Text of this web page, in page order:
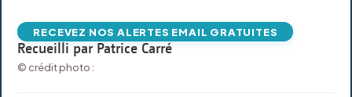
RECEVEZ NOS ALERTES EMAIL GRATUITES
Recueilli par Patrice Carré
© crédit photo :